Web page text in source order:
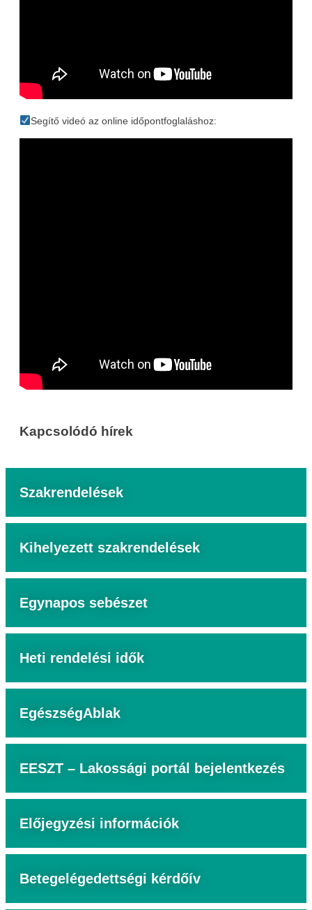
Segítő videó az online időpontfoglaláshoz:
Kapcsolódó hírek
Szakrendelések
Kihelyezett szakrendelések
Egynapos sebészet
Heti rendelési idők
EgészségAblak
EESZT – Lakossági portál bejelentkezés
Előjegyzési információk
Betegelégedettségi kérdőív